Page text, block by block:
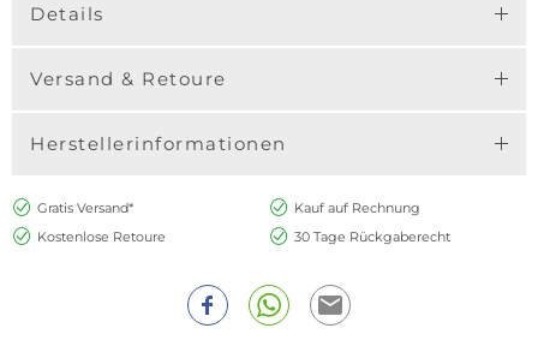
Details
Versand & Retoure
Herstellerinformationen
Gratis Versand*
Kauf auf Rechnung
Kostenlose Retoure
30 Tage Rückgaberecht